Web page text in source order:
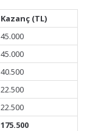
Kazanç (TL)
45.000
45.000
40.500
22.500
22.500
175.500